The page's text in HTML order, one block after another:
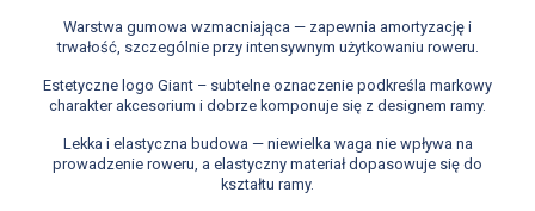
Warstwa gumowa wzmacniająca — zapewnia amortyzację i
trwałość, szczególnie przy intensywnym użytkowaniu roweru.
Estetyczne logo Giant – subtelne oznaczenie podkreśla markowy
charakter akcesorium i dobrze komponuje się z designem ramy.
Lekka i elastyczna budowa — niewielka waga nie wpływa na
prowadzenie roweru, a elastyczny materiał dopasowuje się do
kształtu ramy.